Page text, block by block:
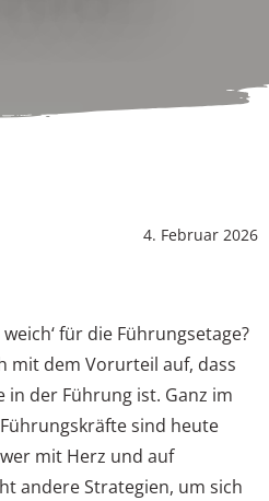
4. Februar 2026
weich‘ für die Führungsetage?
mit dem Vorurteil auf, dass
in der Führung ist. Ganz im
sind heute
mit Herz und auf
andere Strategien, um sich